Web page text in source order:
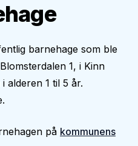
barnehage som ble
1, i Kinn
alderen 1 til 5 år.
på kommunens